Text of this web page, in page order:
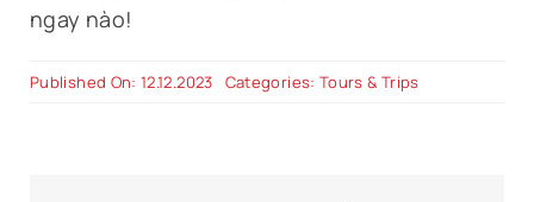
ngay nào!
Published On: 12.12.2023 Categories: Tours & Trips